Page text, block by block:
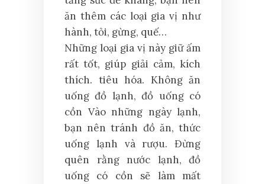
ăn thêm các loại gia vị như
hành, tỏi, gừng, quế…
Những loại gia vị này giữ ấm
rất tốt, giúp giải cảm, kích
thích. tiêu hóa. Không ăn
uống đồ lạnh, đồ uống có
cồn Vào những ngày lạnh,
bạn nên tránh đồ ăn, thức
uống lạnh và rượu. Đừng
quên rằng nước lạnh, đồ
uống có cồn sẽ làm mất